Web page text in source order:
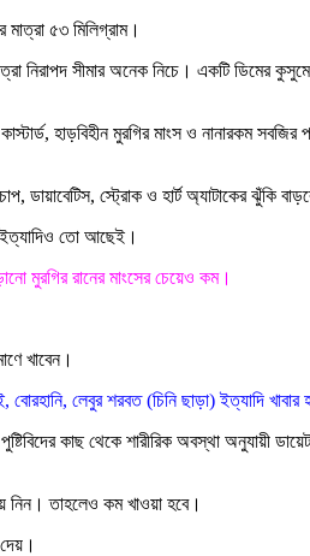
৫৩ মিলিগ্রাম।
নিরাপদ সীমার অনেক নিচে। একটি ডিমের
হাড়বিহীন মুরগির মাংস ও নানারকম
ডায়াবেটিস, স্ট্রোক ও হার্ট অ্যাটাকের ঝুঁকি
ইত্যাদিও তো আছেই।
মুরগির রানের মাংসের চেয়েও কম।
খাবেন।
লেবুর শরবত (চিনি ছাড়া) ইত্যাদি
কাছ থেকে শারীরিক অবস্থা অনুযায়ী
নিন। তাহলেও কম খাওয়া হবে।